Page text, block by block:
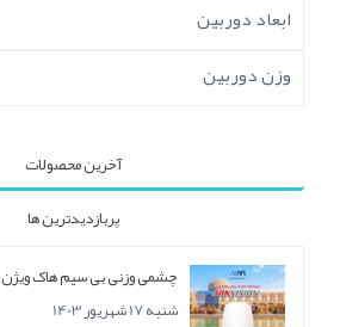
ابعاد دوربین
وزن دوربین
آخرین محصولات
پربازدیدترین ها
چشمی وزنی بی سیم هاک ویژن
شنبه 17 شهریور 1403